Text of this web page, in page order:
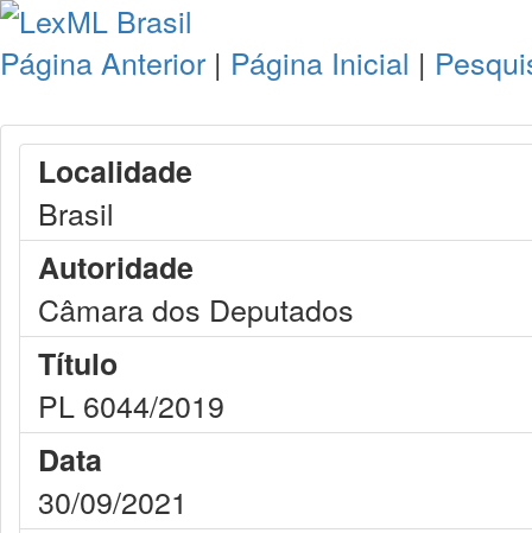
Página Anterior | Página Inicial |
Localidade
Brasil
Autoridade
Câmara dos Deputados
Título
PL 6044/2019
Data
30/09/2021